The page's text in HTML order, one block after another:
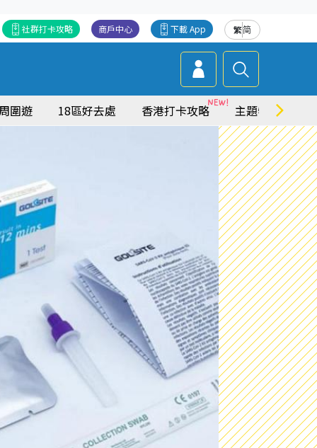
繁简
下載 App
商戶中心
社群打卡攻略
圍遊 18區好去處 香港打卡攻略 主題特集